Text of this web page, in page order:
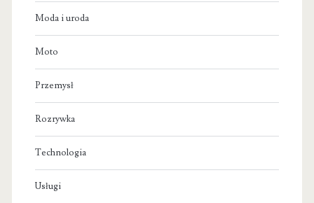
Moda i uroda
Moto
Przemysł
Rozrywka
Technologia
Usługi